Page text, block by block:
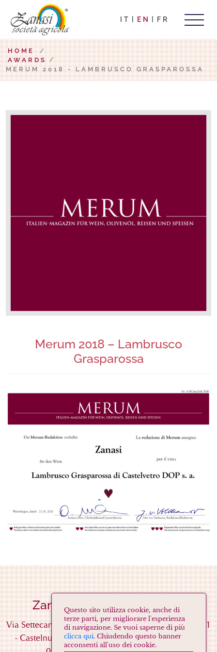
IT EN FR
HOME
/
AWARDS
MERUM 2018 - LAMBRUSCO GRASPAROSSA
Merum 2018 – Lambrusco
Grasparossa
Zanasi Società Agricola s.s.
Via Settecani Cavidole, 53/A (Località Cavidole)
41051
- Castelnuovo Rangone(MO)Tel. 059537052
Questo sito utilizza cookie, anche di
terze parti, per migliorare l'esperienza
di navigazione. Se vuoi saperne di più
clicca qui. Chiudendo questo banner
acconsenti all'uso dei cookie.